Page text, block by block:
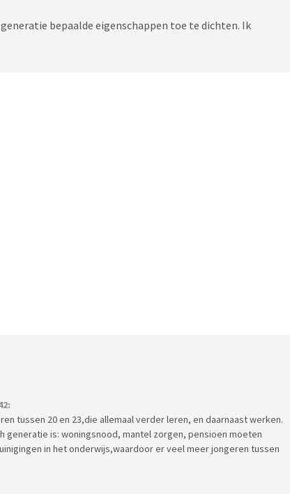
bepaalde eigenschappen toe te dichten. Ik
tussen 20 en 23,die allemaal verder leren, en daarnaast werken.
generatie is: woningsnood, mantel zorgen, pensioen moeten
in het onderwijs,waardoor er veel meer jongeren tussen